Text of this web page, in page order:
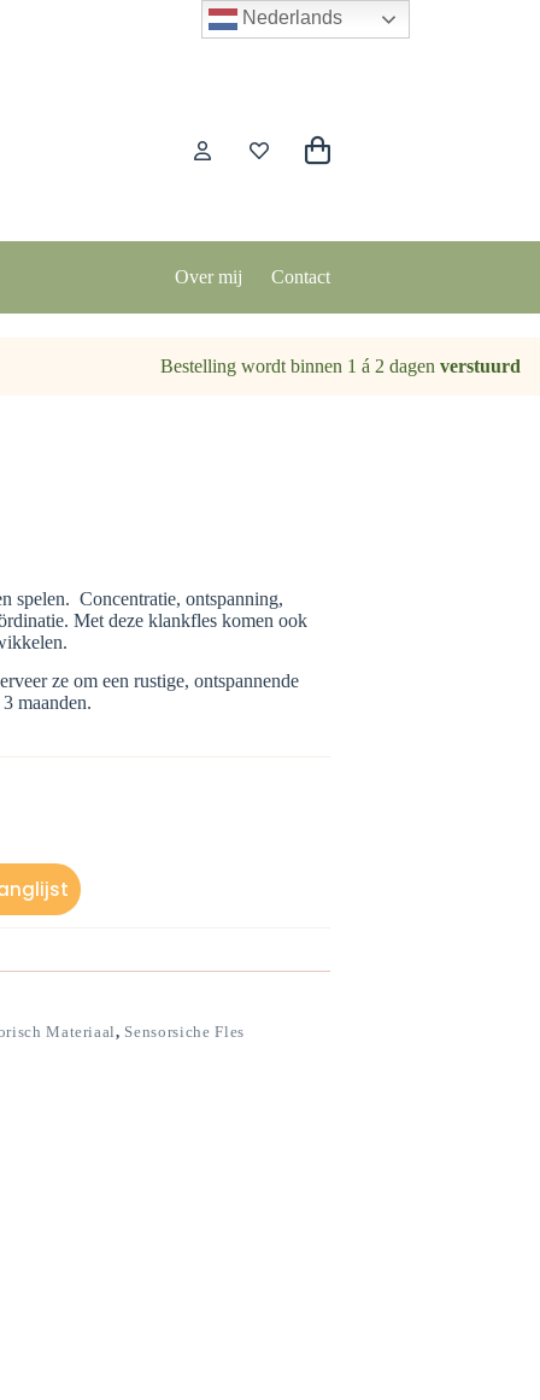
Winkelwagen
Over mij Contact
Bestelling wordt binnen 1 á 2 dagen verstuurd
spelen. Concentratie, ontspanning,
Met deze klankfles komen ook
ze om een ​​rustige, ontspannende
maanden.
Materiaal, Sensorsiche Fles
Nederlands